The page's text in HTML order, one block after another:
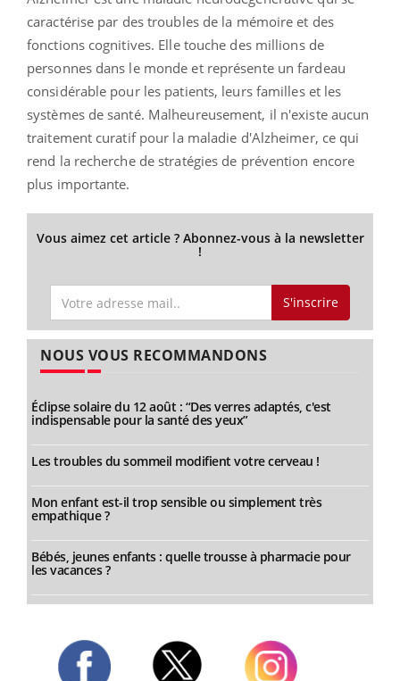
caractérise par des troubles de la mémoire et des
fonctions cognitives. Elle touche des millions de
personnes dans le monde et représente un fardeau
considérable pour les patients, leurs familles et les
systèmes de santé. Malheureusement, il n'existe aucun
traitement curatif pour la maladie d'Alzheimer, ce qui
rend la recherche de stratégies de prévention encore
plus importante.
Vous aimez cet article ? Abonnez-vous à la newsletter
!
S'inscrire
NOUS VOUS RECOMMANDONS
Éclipse solaire du 12 août : “Des verres adaptés, c'est
indispensable pour la santé des yeux”
Les troubles du sommeil modifient votre cerveau !
Mon enfant est-il trop sensible ou simplement très
empathique ?
Bébés, jeunes enfants : quelle trousse à pharmacie pour
les vacances ?